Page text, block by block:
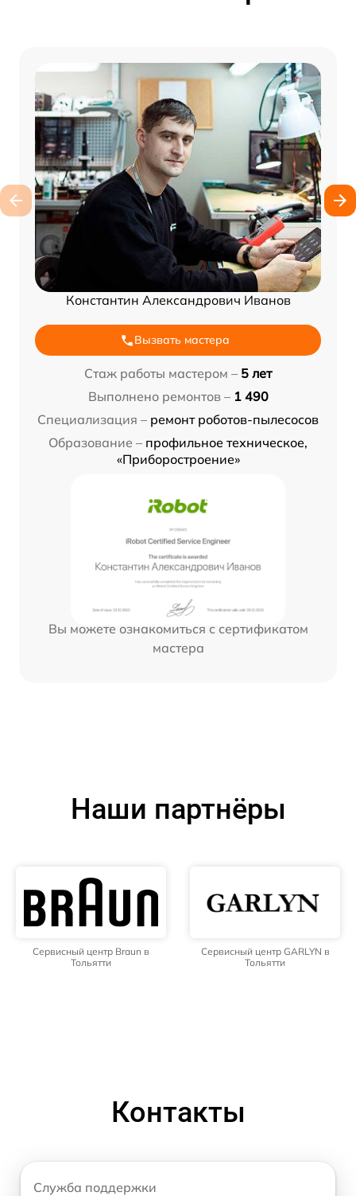
Константин Александрович Иванов
Вызвать мастера
Стаж работы мастером – 5 лет
Выполнено ремонтов – 1 490
Специализация – ремонт роботов-пылесосов
Образование – профильное техническое,
«Приборостроение»
Вы можете ознакомиться с сертификатом
мастера
Наши партнёры
Сервисный центр Braun в
Тольятти
Сервисный центр GARLYN в
Тольятти
Контакты
Служба поддержки